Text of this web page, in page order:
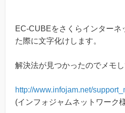
EC-CUBEをさくらインターネ
た際に文字化けします。
解決法が見つかったのでメモし
http://www.infojam.net/
(インフォジャムネットワーク